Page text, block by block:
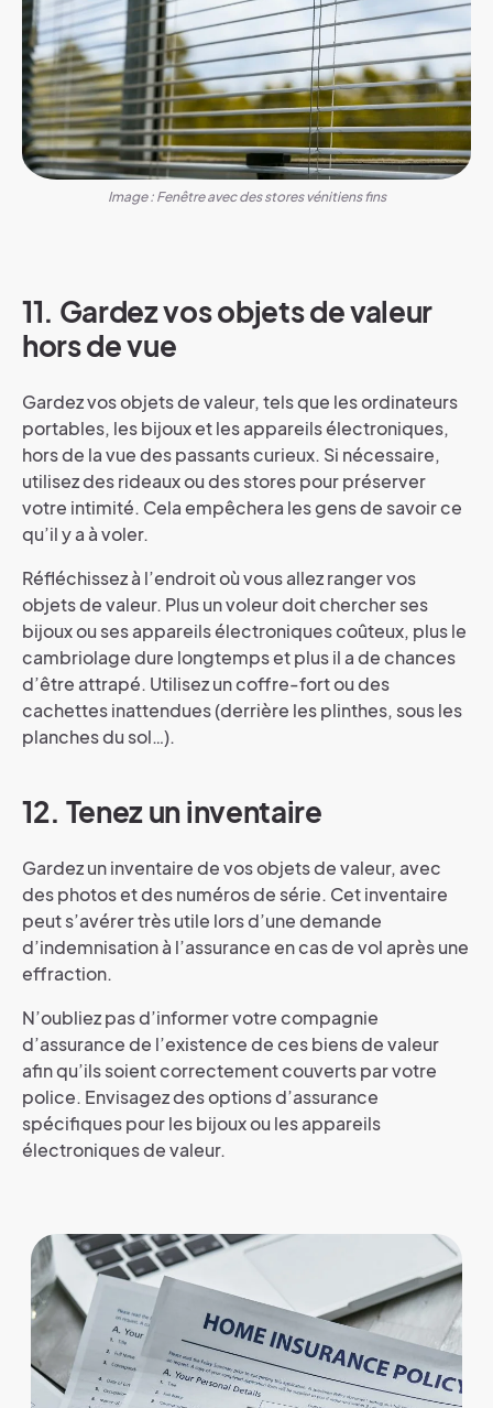
Image : Fenêtre avec des stores vénitiens fins
11. Gardez vos objets de valeur
hors de vue
Gardez vos objets de valeur, tels que les ordinateurs
portables, les bijoux et les appareils électroniques,
hors de la vue des passants curieux. Si nécessaire,
utilisez des rideaux ou des stores pour préserver
votre intimité. Cela empêchera les gens de savoir ce
qu’il y a à voler.
Réfléchissez à l’endroit où vous allez ranger vos
objets de valeur. Plus un voleur doit chercher ses
bijoux ou ses appareils électroniques coûteux, plus le
cambriolage dure longtemps et plus il a de chances
d’être attrapé. Utilisez un coffre-fort ou des
cachettes inattendues (derrière les plinthes, sous les
planches du sol…).
12. Tenez un inventaire
Gardez un inventaire de vos objets de valeur, avec
des photos et des numéros de série. Cet inventaire
peut s’avérer très utile lors d’une demande
d’indemnisation à l’assurance en cas de vol après une
effraction.
N’oubliez pas d’informer votre compagnie
d’assurance de l’existence de ces biens de valeur
afin qu’ils soient correctement couverts par votre
police. Envisagez des options d’assurance
spécifiques pour les bijoux ou les appareils
électroniques de valeur.